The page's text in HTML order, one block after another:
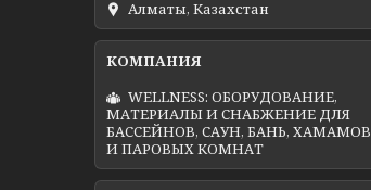
Алматы, Казахстан
WELLNESS: ОБОРУДОВАНИЕ,
МАТЕРИАЛЫ И СНАБЖЕНИЕ ДЛЯ
БАССЕЙНОВ, САУН, БАНЬ, ХАМАМОВ
И ПАРОВЫХ КОМНАТ